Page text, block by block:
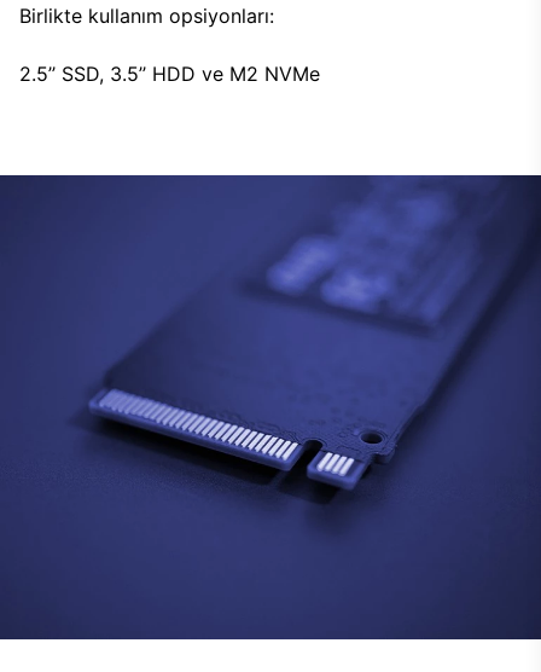
Birlikte kullanım opsiyonları:
2.5’’ SSD, 3.5’’ HDD ve M2 NVMe